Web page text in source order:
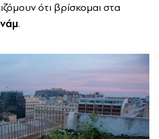
ότι βρίσκομαι στα
.